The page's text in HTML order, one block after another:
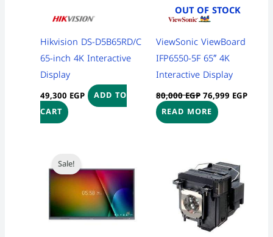
Hikvision DS-D5B65RD/C
65-inch 4K Interactive
Display
49,300 EGP
ADD TO
CART
OUT OF STOCK
ViewSonic ViewBoard
IFP6550-5F 65″ 4K
Interactive Display
80,000EGP76,999 EGP
READ MORE
Sale! was:
99,000 EGP.
is:
97,999 EGP.
4,500
product
has
multiple